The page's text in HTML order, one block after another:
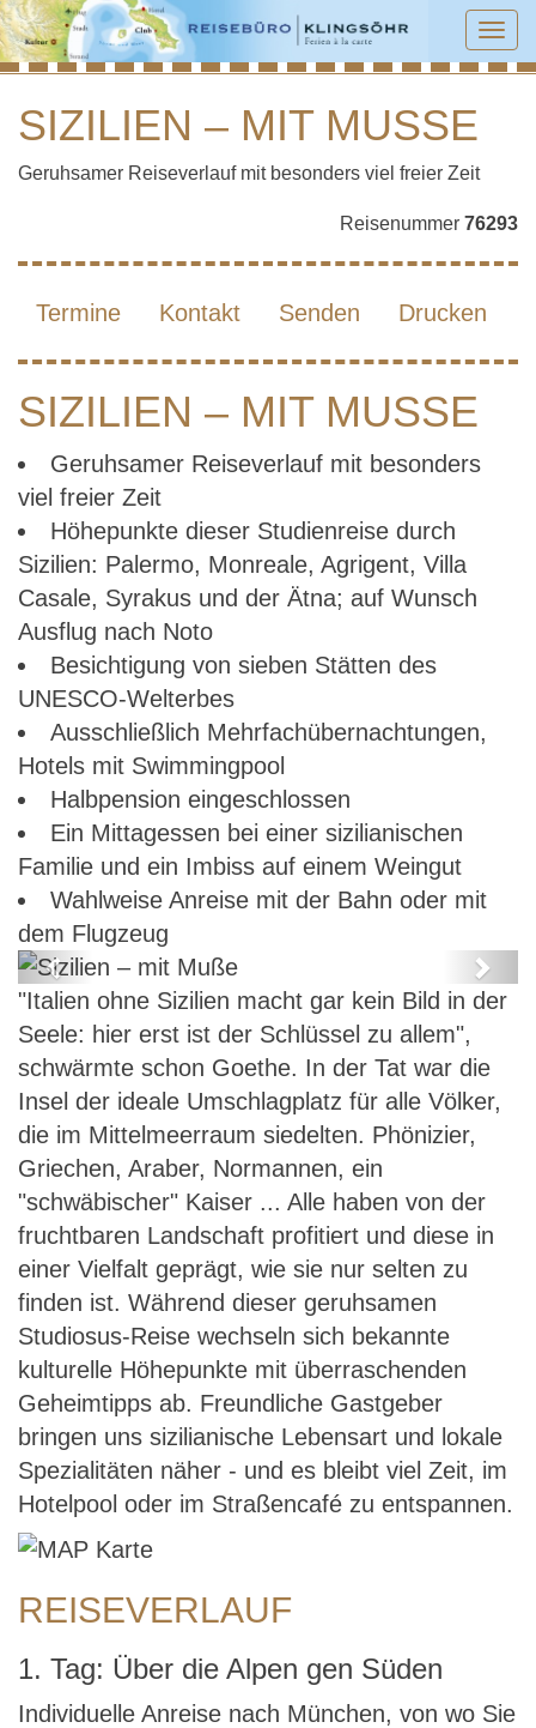
SIZILIEN – MIT MUSSE
SIZILIEN – MIT MUSSE
Geruhsamer Reiseverlauf mit besonders viel freier Zeit
Reisenummer 76293
Termine Kontakt Senden Drucken
SIZILIEN – MIT MUSSE
Geruhsamer Reiseverlauf mit besonders
viel freier Zeit
Höhepunkte dieser Studienreise durch
Sizilien: Palermo, Monreale, Agrigent, Villa
Casale, Syrakus und der Ätna; auf Wunsch
Ausflug nach Noto
Besichtigung von sieben Stätten des
UNESCO-Welterbes
Ausschließlich Mehrfachübernachtungen,
Hotels mit Swimmingpool
Halbpension eingeschlossen
Ein Mittagessen bei einer sizilianischen
Familie und ein Imbiss auf einem Weingut
Wahlweise Anreise mit der Bahn oder mit
dem Flugzeug
Sizilien – mit Muße
Previous
Next
"Italien ohne Sizilien macht gar kein Bild in der
Seele: hier erst ist der Schlüssel zu allem",
schwärmte schon Goethe. In der Tat war die
Insel der ideale Umschlagplatz für alle Völker,
die im Mittelmeerraum siedelten. Phönizier,
Griechen, Araber, Normannen, ein
"schwäbischer" Kaiser ... Alle haben von der
fruchtbaren Landschaft profitiert und diese in
einer Vielfalt geprägt, wie sie nur selten zu
finden ist. Während dieser geruhsamen
Studiosus-Reise wechseln sich bekannte
kulturelle Höhepunkte mit überraschenden
Geheimtipps ab. Freundliche Gastgeber
bringen uns sizilianische Lebensart und lokale
Spezialitäten näher - und es bleibt viel Zeit, im
Hotelpool oder im Straßencafé zu entspannen.
REISEVERLAUF
1. Tag: Über die Alpen gen Süden
Individuelle Anreise nach München, von wo Sie